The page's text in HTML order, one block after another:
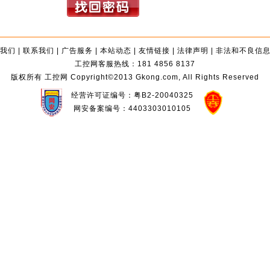
们 | 联系我们 | 广告服务 | 本站动态 | 友情链接 | 法律声明 | 非法和不良信
工控网客服热线：181 4856 8137
版权所有 工控网 Copyright©2013 Gkong.com, All Rights Reserved
经营许可证编号：粤B2-20040325
网安备案编号：4403303010105